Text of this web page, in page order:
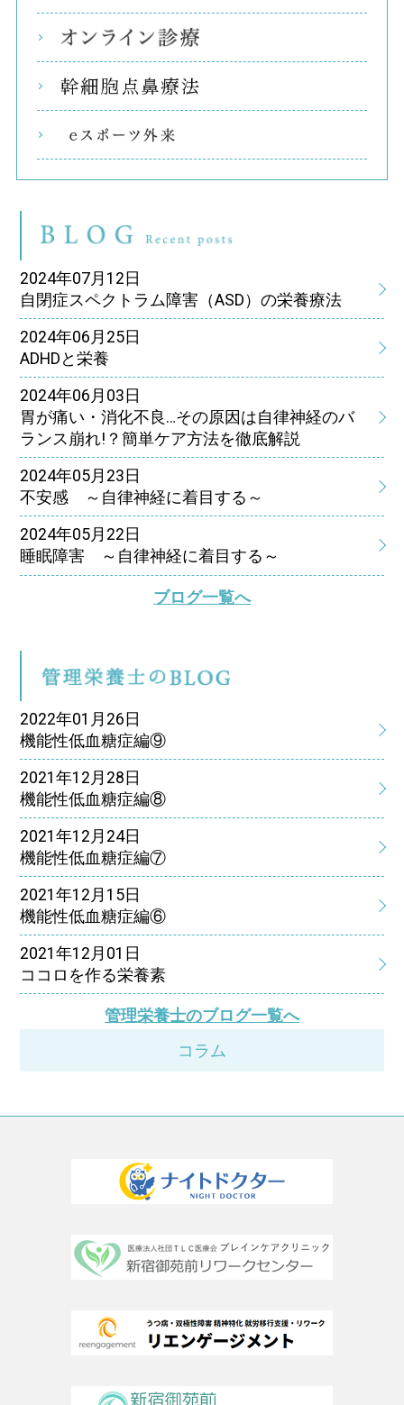
2024年07月12日
自閉症スペクトラム障害（ASD）の栄養療法
2024年06月25日
ADHDと栄養
2024年06月03日
胃が痛い・消化不良…その原因は自律神経のバ
ランス崩れ!？簡単ケア方法を徹底解説
2024年05月23日
不安感 ～自律神経に着目する～
2024年05月22日
睡眠障害 ～自律神経に着目する～
ブログ一覧へ
2022年01月26日
機能性低血糖症編⑨
2021年12月28日
機能性低血糖症編⑧
2021年12月24日
機能性低血糖症編⑦
2021年12月15日
機能性低血糖症編⑥
2021年12月01日
ココロを作る栄養素
管理栄養士のブログ一覧へ
コラム